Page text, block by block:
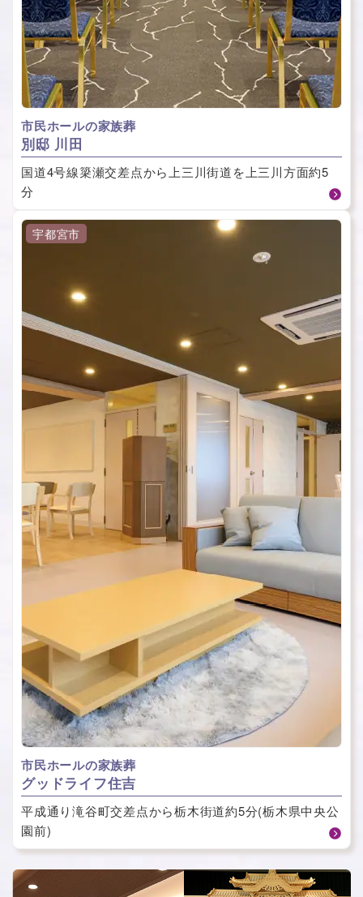
市民ホールの家族葬
別邸 川田
国道4号線簗瀬交差点から上三川街道を上三川方面約5
分
宇都宮市
市民ホールの家族葬
グッドライフ住吉
平成通り滝谷町交差点から栃木街道約5分(栃木県中央公
園前)